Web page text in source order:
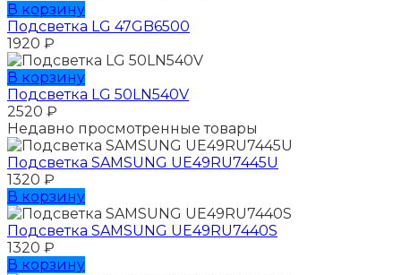
В корзину
Подсветка LG 47GB6500
1920 ₽
В корзину
Подсветка LG 50LN540V
2520 ₽
Недавно просмотренные товары
Подсветка SAMSUNG UЕ49RU7445U
1320 ₽
В корзину
Подсветка SAMSUNG UЕ49RU7440S
1320 ₽
В корзину